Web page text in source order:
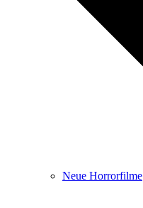
Neue Horrorfilme